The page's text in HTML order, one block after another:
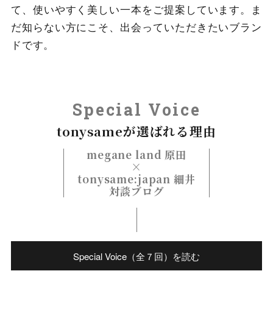
て、使いやすく美しい一本をご提案しています。ま
だ知らない方にこそ、出会っていただきたいブラン
ドです。
Special Voice
tonysameが選ばれる理由
megane land 原田
×
tonysame:japan 細井
対談ブログ
Special Voice（全７回）を読む